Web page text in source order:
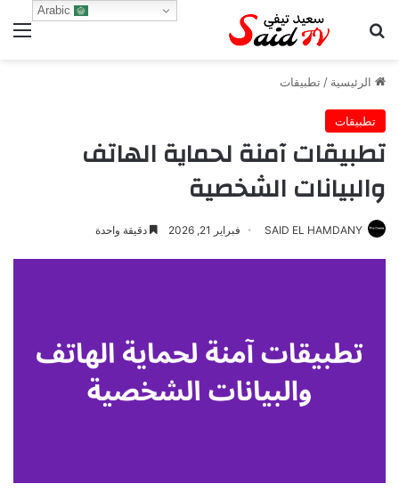
بحث عن
الرئيسية / تطبيقات
تطبيقات
تطبيقات آمنة لحماية الهاتف
والبيانات الشخصية
SAID EL HAMDANY فبراير 21, 2026 دقيقة واحدة